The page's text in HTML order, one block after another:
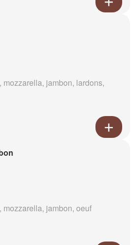
mozzarella, jambon, lardons,
mozzarella, jambon, oeuf